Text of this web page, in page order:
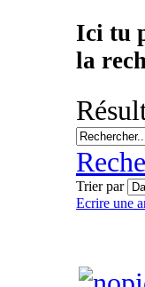
Ici tu
la
Trier par
Ecrire une